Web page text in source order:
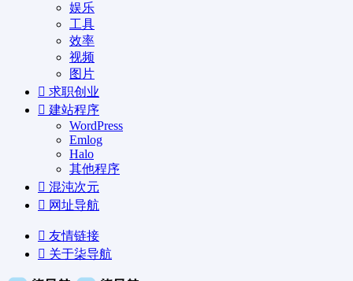
娱乐
工具
效率
视频
图片
求职创业
建站程序
WordPress
Emlog
Halo
其他程序
混沌次元
网址导航
友情链接
关于柒导航